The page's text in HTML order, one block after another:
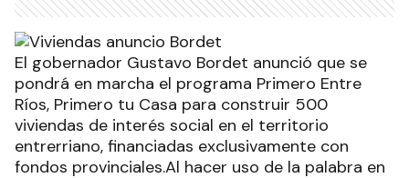
El gobernador Gustavo Bordet anunció que se
pondrá en marcha el programa Primero Entre
Ríos, Primero tu Casa para construir 500
viviendas de interés social en el territorio
entrerriano, financiadas exclusivamente con
fondos provinciales.Al hacer uso de la palabra en